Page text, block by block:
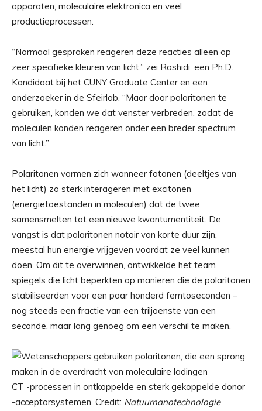
apparaten, moleculaire elektronica en veel
productieprocessen.
“Normaal gesproken reageren deze reacties alleen op
zeer specifieke kleuren van licht,” zei Rashidi, een Ph.D.
Kandidaat bij het CUNY Graduate Center en een
onderzoeker in de Sfeirlab. “Maar door polaritonen te
gebruiken, konden we dat venster verbreden, zodat de
moleculen konden reageren onder een breder spectrum
van licht.”
Polaritonen vormen zich wanneer fotonen (deeltjes van
het licht) zo sterk interageren met excitonen
(energietoestanden in moleculen) dat de twee
samensmelten tot een nieuwe kwantumentiteit. De
vangst is dat polaritonen notoir van korte duur zijn,
meestal hun energie vrijgeven voordat ze veel kunnen
doen. Om dit te overwinnen, ontwikkelde het team
spiegels die licht beperkten op manieren die de polaritonen
stabiliseerden voor een paar honderd femtoseconden –
nog steeds een fractie van een triljoenste van een
seconde, maar lang genoeg om een ​​verschil te maken.
CT -processen in ontkoppelde en sterk gekoppelde donor
-acceptorsystemen. Credit: Natuurnanotechnologie